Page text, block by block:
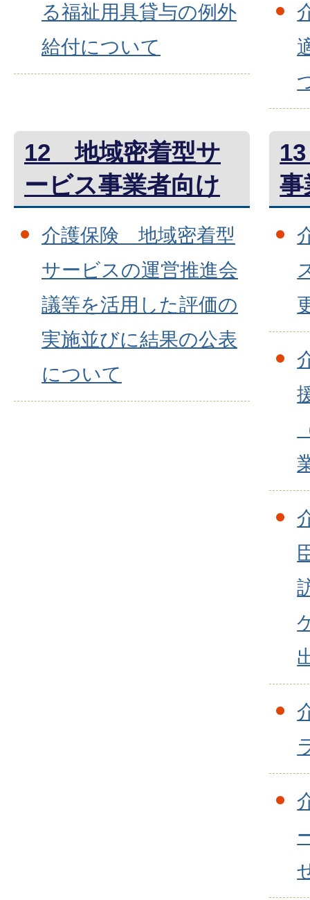
る福祉用具貸与の例外
給付について
12 地域密着型サ
ービス事業者向け
介護保険 地域密着型
サービスの運営推進会
議等を活用した評価の
実施並びに結果の公表
について
事